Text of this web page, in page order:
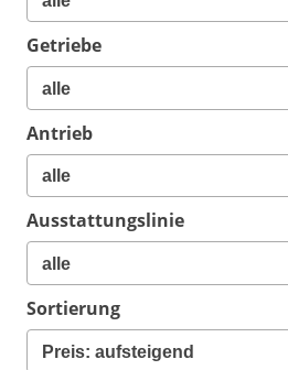
Getriebe
Antrieb
Ausstattungslinie
Sortierung